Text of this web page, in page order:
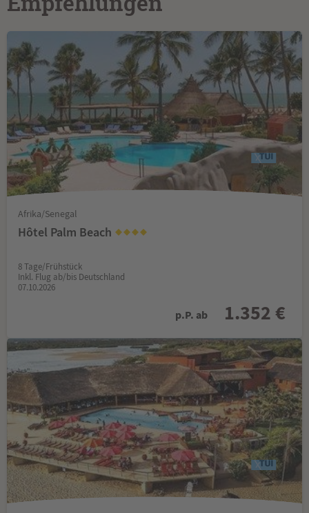
Afrika/Senegal
Hôtel Palm Beach
8 Tage/Frühstück
Inkl. Flug ab/bis Deutschland
07.10.2026
p.P. ab 1.352 €